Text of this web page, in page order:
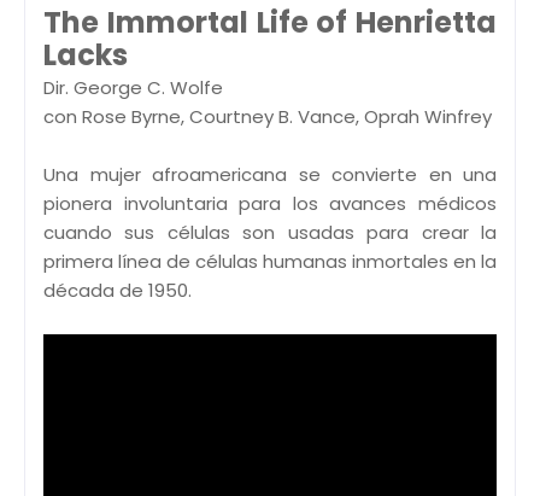
The Immortal Life of Henrietta
Lacks
Dir. George C. Wolfe
con Rose Byrne, Courtney B. Vance, Oprah Winfrey
Una mujer afroamericana se convierte en una
pionera involuntaria para los avances médicos
cuando sus células son usadas para crear la
primera línea de células humanas inmortales en la
década de 1950.